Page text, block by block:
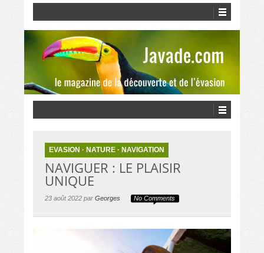
EVASION · NATURE · NAVIGATION
NAVIGUER : LE PLAISIR
UNIQUE
23 août 2022 par Georges No Comments